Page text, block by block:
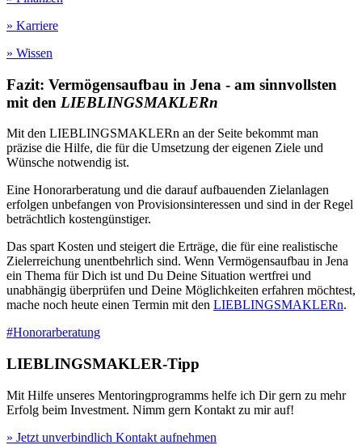
» Karriere
» Wissen
Fazit: Vermögensaufbau in Jena - am sinnvollsten
mit den LIEBLINGSMAKLERn
Mit den LIEBLINGSMAKLERn an der Seite bekommt man
präzise die Hilfe, die für die Umsetzung der eigenen Ziele und
Wünsche notwendig ist.
Eine Honorarberatung und die darauf aufbauenden Zielanlagen
erfolgen unbefangen von Provisionsinteressen und sind in der Regel
beträchtlich kostengünstiger.
Das spart Kosten und steigert die Erträge, die für eine realistische
Zielerreichung unentbehrlich sind. Wenn Vermögensaufbau in Jena
ein Thema für Dich ist und Du Deine Situation wertfrei und
unabhängig überprüfen und Deine Möglichkeiten erfahren möchtest,
mache noch heute einen Termin mit den LIEBLINGSMAKLERn.
#Honorarberatung
LIEBLINGSMAKLER-Tipp
Mit Hilfe unseres Mentoringprogramms helfe ich Dir gern zu mehr
Erfolg beim Investment. Nimm gern Kontakt zu mir auf!
» Jetzt unverbindlich Kontakt aufnehmen